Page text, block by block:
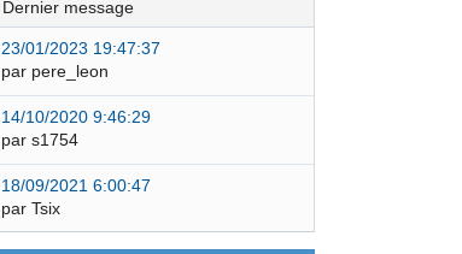
dernier message
23/01/2023 19:47:37
par pere_leon
14/10/2020 9:46:29
par s1754
18/09/2021 6:00:47
par Tsix